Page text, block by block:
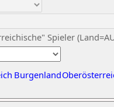
Spieler
Burgenland